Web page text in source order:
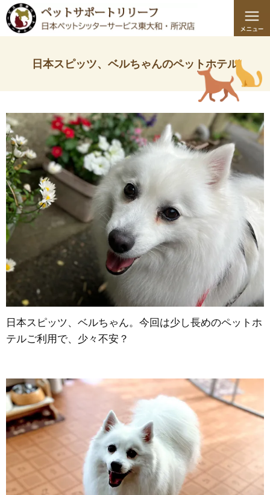
日本スピッツ、ベルちゃんのペットホテル
日本スピッツ、ベルちゃん。今回は少し長めのペットホ
テルご利用で、少々不安？